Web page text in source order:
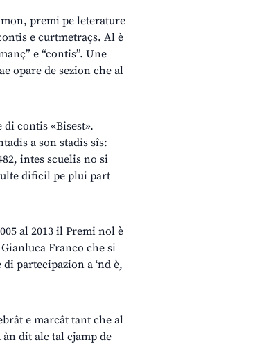
premi pe leterature
e curtmetraçs. Al è
e “contis”. Une
opare de sezion che al
contis «Bisest».
a son stadis sîs:
intes scuelis no si
dificil pe plui part
al 2013 il Premi nol è
Franco che si
partecipazion a ‘nd è,
e marcât tant che al
àn dit alc tal cjamp de